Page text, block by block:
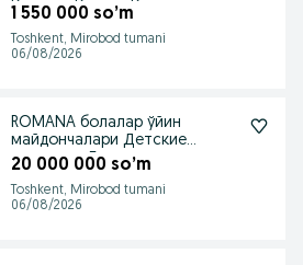
Качалки Качели Карусели
1 550 000 so’m
Toshkent, Mirobod tumani
06/08/2026
ROMANA болалар ўйин
майдончалари Детские
площадки Болалар
20 000 000 so’m
Toshkent, Mirobod tumani
06/08/2026